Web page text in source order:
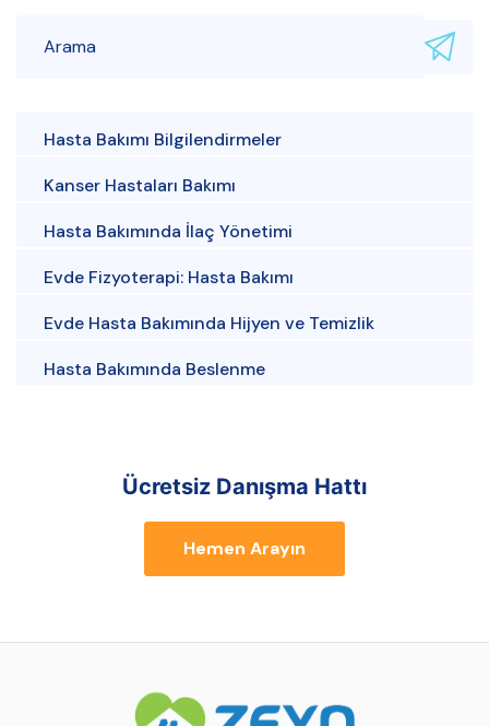
Hasta Bakımı Bilgilendirmeler
Kanser Hastaları Bakımı
Hasta Bakımında İlaç Yönetimi
Evde Fizyoterapi: Hasta Bakımı
Evde Hasta Bakımında Hijyen ve Temizlik
Hasta Bakımında Beslenme
Ücretsiz Danışma Hattı
Hemen Arayın